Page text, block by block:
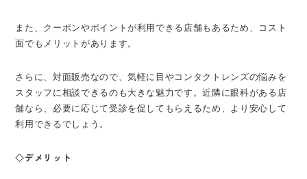
また、クーポンやポイントが利用できる店舗もあるため、コスト
面でもメリットがあります。
さらに、対面販売なので、気軽に目やコンタクトレンズの悩みを
スタッフに相談できるのも大きな魅力です。近隣に眼科がある店
舗なら、必要に応じて受診を促してもらえるため、より安心して
利用できるでしょう。
◇デメリット